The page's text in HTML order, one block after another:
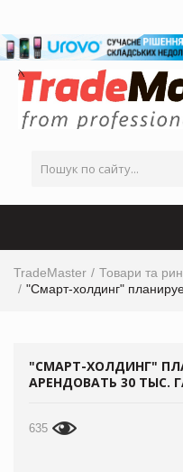
TradeMaster Товари та
"Смарт-холдинг"
"СМАРТ-ХОЛДИНГ"
АРЕНДОВАТЬ 30 ТЫС.
635